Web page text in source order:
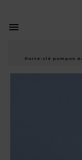

Porte-clé pompon